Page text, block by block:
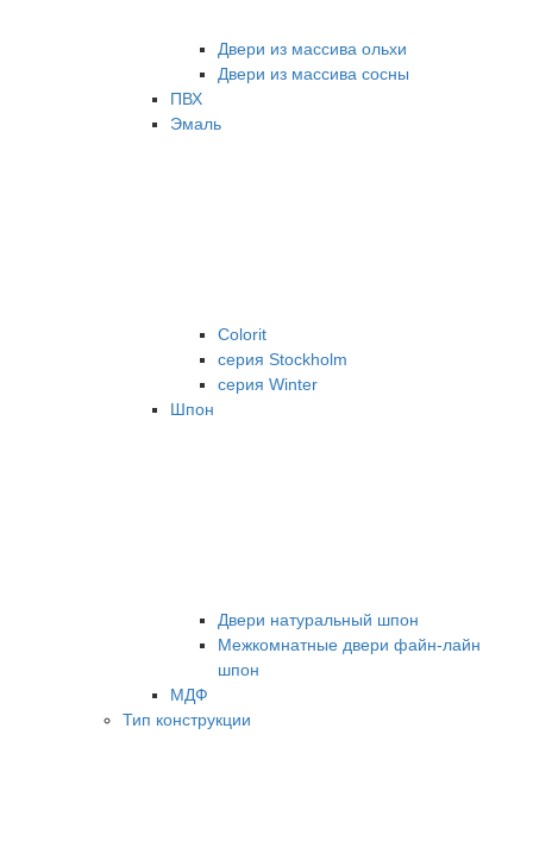
Двери из массива ольхи
Двери из массива сосны
ПВХ
Эмаль
Colorit
серия Stockholm
серия Winter
Шпон
Двери натуральный шпон
Межкомнатные двери файн-лайн
шпон
МДФ
Тип конструкции